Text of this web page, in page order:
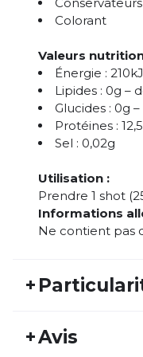
Colorant
Valeurs
Énergie :
Lipides : 0g –
Glucides : 0g
Protéines :
Sel : 0,02g
Utilisation :
Prendre 1 shot
Informations
Ne contient pas
+
Genre:
+Avis